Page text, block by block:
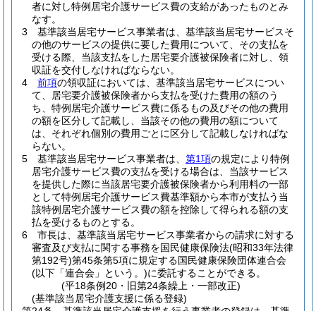
者に対し特例居宅介護サービス費の支給があったものとみ
なす。
3
基準該当居宅サービス事業者は、基準該当居宅サービスそ
の他のサービスの提供に要した費用について、その支払を
受ける際、当該支払をした居宅要介護被保険者に対し、領
収証を交付しなければならない。
4
前項の領収証においては、基準該当居宅サービスについ
て、居宅要介護被保険者から支払を受けた費用の額のう
ち、特例居宅介護サービス費に係るもの及びその他の費用
の額を区分して記載し、当該その他の費用の額について
は、それぞれ個別の費用ごとに区分して記載しなければな
らない。
5
基準該当居宅サービス事業者は、 第1項の規定により特例
居宅介護サービス費の支払を受ける場合は、当該サービス
を提供した際に当該居宅要介護被保険者から利用料の一部
として特例居宅介護サービス費基準額から本市が支払う当
該特例居宅介護サービス費の額を控除して得られる額の支
払を受けるものとする。
6
市長は、基準該当居宅サービス事業者からの請求に対する
審査及び支払に関する事務を国民健康保険法(昭和33年法律
第192号)第45条第5項に規定する国民健康保険団体連合会
(以下「連合会」という。)に委託することができる。
(平18条例20・旧第24条繰上・一部改正)
(基準該当居宅介護支援に係る登録)